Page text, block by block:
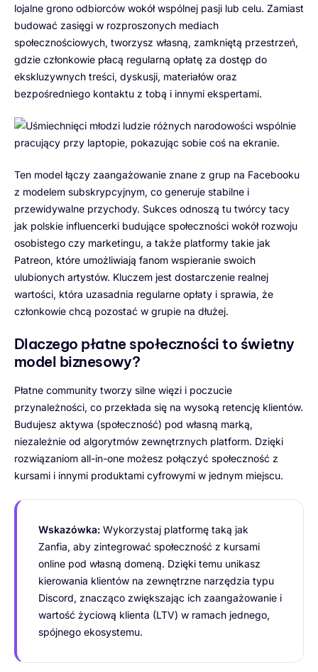
lojalne grono odbiorców wokół wspólnej pasji lub celu. Zamiast
budować zasięgi w rozproszonych mediach
społecznościowych, tworzysz własną, zamkniętą przestrzeń,
gdzie członkowie płacą regularną opłatę za dostęp do
ekskluzywnych treści, dyskusji, materiałów oraz
bezpośredniego kontaktu z tobą i innymi ekspertami.
Ten model łączy zaangażowanie znane z grup na Facebooku
z modelem subskrypcyjnym, co generuje stabilne i
przewidywalne przychody. Sukces odnoszą tu twórcy tacy
jak polskie influencerki budujące społeczności wokół rozwoju
osobistego czy marketingu, a także platformy takie jak
Patreon, które umożliwiają fanom wspieranie swoich
ulubionych artystów. Kluczem jest dostarczenie realnej
wartości, która uzasadnia regularne opłaty i sprawia, że
członkowie chcą pozostać w grupie na dłużej.
Dlaczego płatne społeczności to świetny
model biznesowy?
Płatne community tworzy silne więzi i poczucie
przynależności, co przekłada się na wysoką retencję klientów.
Budujesz aktywa (społeczność) pod własną marką,
niezależnie od algorytmów zewnętrznych platform. Dzięki
rozwiązaniom all-in-one możesz połączyć społeczność z
kursami i innymi produktami cyfrowymi w jednym miejscu.
Wskazówka: Wykorzystaj platformę taką jak
Zanfia, aby zintegrować społeczność z kursami
online pod własną domeną. Dzięki temu unikasz
kierowania klientów na zewnętrzne narzędzia typu
Discord, znacząco zwiększając ich zaangażowanie i
wartość życiową klienta (LTV) w ramach jednego,
spójnego ekosystemu.